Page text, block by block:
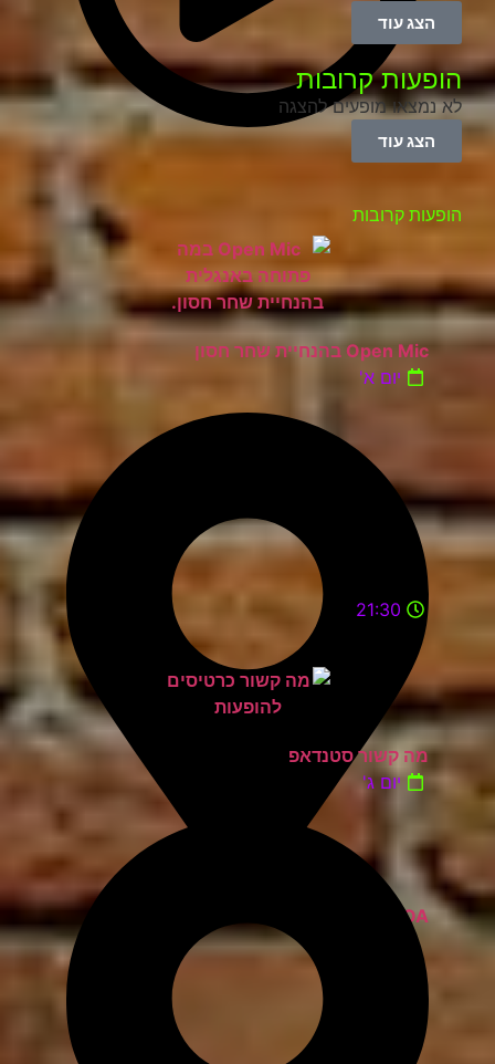
הצג עוד
הופעות קרובות
לא נמצאו מופעים להצגה
הצג עוד
הופעות קרובות
Open Mic בהנחיית שחר חסון
יום א'
ZOA קומדי בר
21:30
מה קשור סטנדאפ
יום ג'